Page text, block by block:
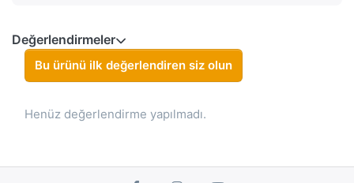
Değerlendirmeler
Bu ürünü ilk değerlendiren siz olun
Henüz değerlendirme yapılmadı.